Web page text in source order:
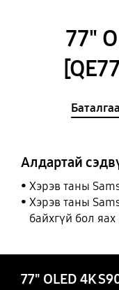
77"
Алдартай
Хэрэв таны
Хэрэв таны
байхгүй бол яах
77" OLED 4K